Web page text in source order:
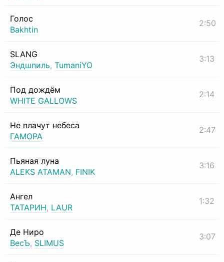
Голос
Bakhtin
2:50
SLANG
Эндшпиль, TumaniYO
3:13
Под дождём
WHITE GALLOWS
2:14
Не плачут небеса
ГАМОРА
2:47
Пьяная луна
ALEKS ATAMAN, FINIK
3:16
Ангел
ТАТАРИН, LAUR
1:32
Де Ниро
ВесЪ, SLIMUS
3:07